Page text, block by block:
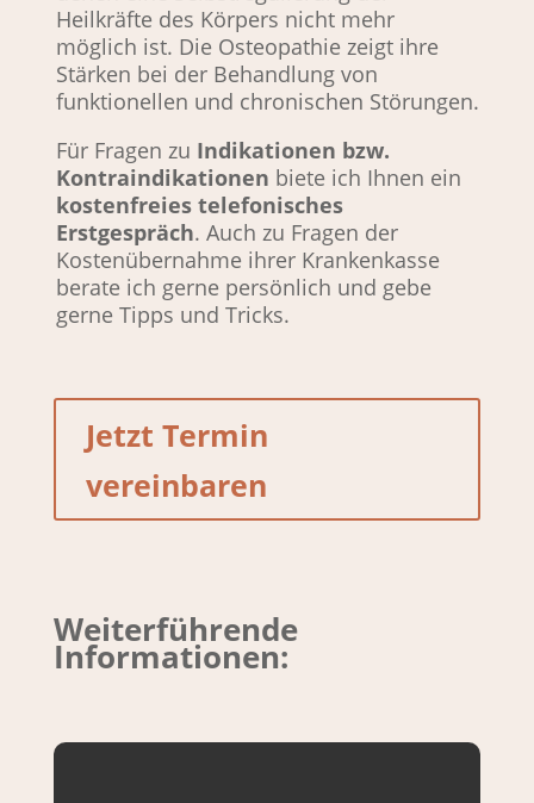
Heilkräfte des Körpers nicht mehr
möglich ist. Die Osteopathie zeigt ihre
Stärken bei der Behandlung von
funktionellen und chronischen Störungen.
Für Fragen zu Indikationen bzw.
Kontraindikationen
kostenfreies telefonisches
Erstgespräch. Auch zu Fragen der
Kostenübernahme ihrer Krankenkasse
berate ich gerne persönlich und gebe
gerne Tipps und Tricks.
Jetzt Termin
vereinbaren
Weiterführende
Informationen: